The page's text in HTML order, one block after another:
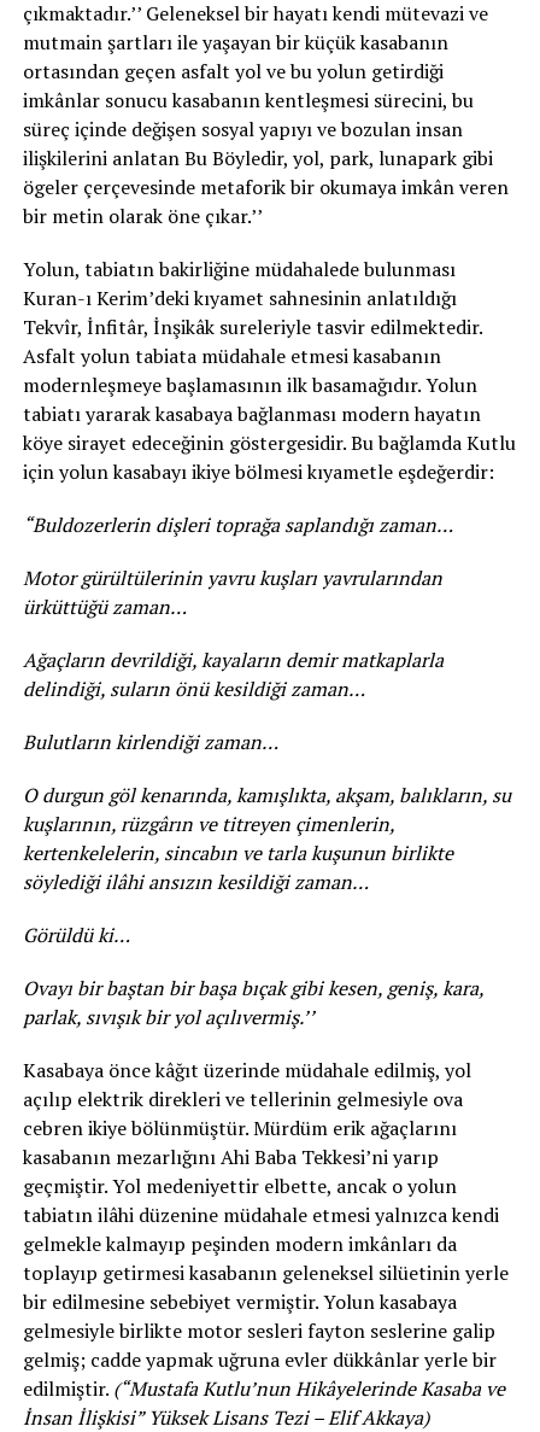
çıkmaktadır.’’ Geleneksel bir hayatı kendi mütevazi ve
mutmain şartları ile yaşayan bir küçük kasabanın
ortasından geçen asfalt yol ve bu yolun getirdiği
imkânlar sonucu kasabanın kentleşmesi sürecini, bu
süreç içinde değişen sosyal yapıyı ve bozulan insan
ilişkilerini anlatan Bu Böyledir, yol, park, lunapark gibi
ögeler çerçevesinde metaforik bir okumaya imkân veren
bir metin olarak öne çıkar.’’
Yolun, tabiatın bakirliğine müdahalede bulunması
Kuran-ı Kerim’deki kıyamet sahnesinin anlatıldığı
Tekvîr, İnfitâr, İnşikâk sureleriyle tasvir edilmektedir.
Asfalt yolun tabiata müdahale etmesi kasabanın
modernleşmeye başlamasının ilk basamağıdır. Yolun
tabiatı yararak kasabaya bağlanması modern hayatın
köye sirayet edeceğinin göstergesidir. Bu bağlamda Kutlu
için yolun kasabayı ikiye bölmesi kıyametle eşdeğerdir:
“Buldozerlerin dişleri toprağa saplandığı zaman…
Motor gürültülerinin yavru kuşları yavrularından
ürküttüğü zaman…
Ağaçların devrildiği, kayaların demir matkaplarla
delindiği, suların önü kesildiği zaman…
Bulutların kirlendiği zaman…
O durgun göl kenarında, kamışlıkta, akşam, balıkların, su
kuşlarının, rüzgârın ve titreyen çimenlerin,
kertenkelelerin, sincabın ve tarla kuşunun birlikte
söylediği ilâhi ansızın kesildiği zaman…
Görüldü ki…
Ovayı bir baştan bir başa bıçak gibi kesen, geniş, kara,
parlak, sıvışık bir yol açılıvermiş.’’
Kasabaya önce kâğıt üzerinde müdahale edilmiş, yol
açılıp elektrik direkleri ve tellerinin gelmesiyle ova
cebren ikiye bölünmüştür. Mürdüm erik ağaçlarını
kasabanın mezarlığını Ahi Baba Tekkesi’ni yarıp
geçmiştir. Yol medeniyettir elbette, ancak o yolun
tabiatın ilâhi düzenine müdahale etmesi yalnızca kendi
gelmekle kalmayıp peşinden modern imkânları da
toplayıp getirmesi kasabanın geleneksel silüetinin yerle
bir edilmesine sebebiyet vermiştir. Yolun kasabaya
gelmesiyle birlikte motor sesleri fayton seslerine galip
gelmiş; cadde yapmak uğruna evler dükkânlar yerle bir
edilmiştir. (“Mustafa Kutlu’nun Hikâyelerinde Kasaba ve
İnsan İlişkisi” Yüksek Lisans Tezi – Elif Akkaya)